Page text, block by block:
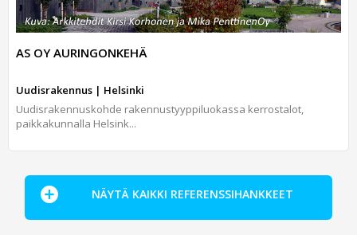
AS OY AURINGONKEHÄ
Uudisrakennus | Helsinki
Uudisrakennuskohde rakennustyyppiluokassa kerrostalot,
paikkakunnalla Helsink...
NÄYTÄ KAIKKI REFERENSSIHANKKEET